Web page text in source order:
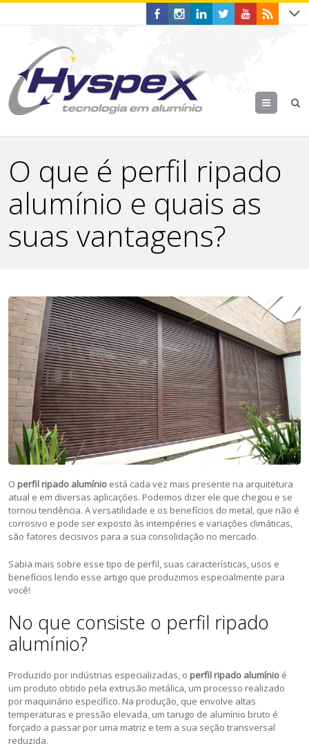
Menu
O que é perfil ripado
alumínio e quais as
suas vantagens?
O perfil ripado alumínio está cada vez mais presente na arquitetura
atual e em diversas aplicações. Podemos dizer ele que chegou e se
tornou tendência. A versatilidade e os benefícios do metal, que não é
corrosivo e pode ser exposto às intempéries e variações climáticas,
são fatores decisivos para a sua consolidação no mercado.
Sabia mais sobre esse tipo de perfil, suas características, usos e
benefícios lendo esse artigo que produzimos especialmente para
você!
No que consiste o perfil ripado
alumínio?
Produzido por indústrias especializadas, o perfil ripado alumínio é
um produto obtido pela extrusão metálica, um processo realizado
por maquinário específico. Na produção, que envolve altas
temperaturas e pressão elevada, um tarugo de alumínio bruto é
forçado a passar por uma matriz e tem a sua seção transversal
reduzida.